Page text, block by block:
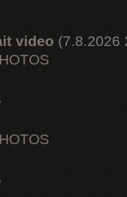
video (7.8.2026